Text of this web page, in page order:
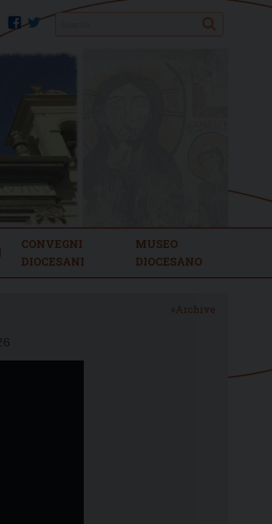
twitter
facebook Search
CONVEGNI
DIOCESANI
MUSEO
DIOCESANO
Archive